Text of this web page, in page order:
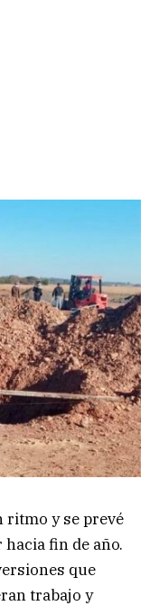
ritmo y se prevé
fin de año.
que
trabajo y